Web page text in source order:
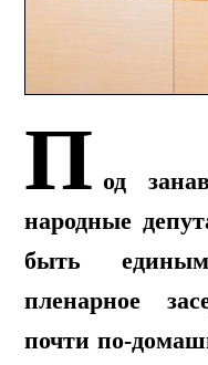
П од
народные
быть
пленарное
почти по-